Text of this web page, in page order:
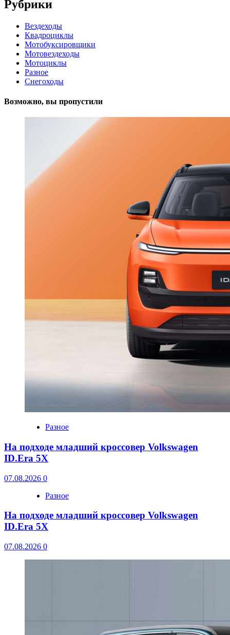
Рубрики
Вездеходы
Квадроциклы
Мотобуксировщики
Мотовездеходы
Мотоциклы
Разное
Снегоходы
Возможно, вы пропустили
Разное
На подходе младший кроссовер Volkswagen
ID.Era 5X
07.08.2026 0
Разное
На подходе младший кроссовер Volkswagen
ID.Era 5X
07.08.2026 0